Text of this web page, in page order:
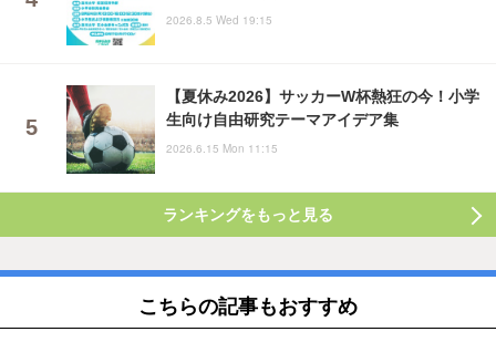
2026.8.5 Wed 19:15
【夏休み2026】サッカーW杯熱狂の今！小学
生向け自由研究テーマアイデア集
2026.6.15 Mon 11:15
ランキングをもっと見る
こちらの記事もおすすめ